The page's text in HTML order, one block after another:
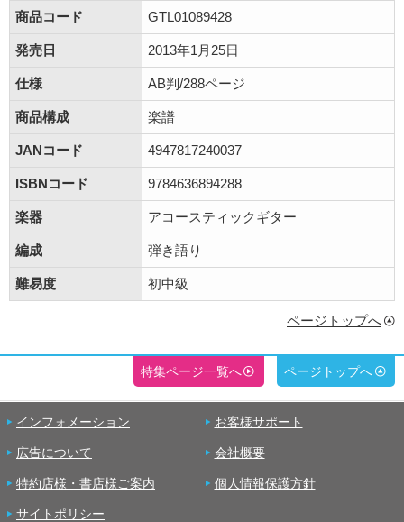
商品コード
GTL01089428
発売日 2013年1月25日
仕様 AB判/288ページ
商品構成 楽譜
JANコード 4947817240037
ISBNコード 9784636894288
楽器 アコースティックギター
編成 弾き語り
難易度 初中級
ページトップへ
特集ページ一覧へ ページトップへ
インフォメーション お客様サポート
広告について 会社概要
特約店様・書店様ご案内 個人情報保護方針
サイトポリシー